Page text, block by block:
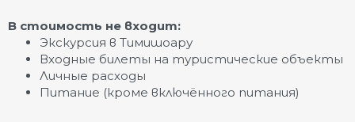
В стоимость не входит:
Экскурсия в Тимишоару
Входные билеты на туристические объекты
Личные расходы
Питание (кроме включённого питания)